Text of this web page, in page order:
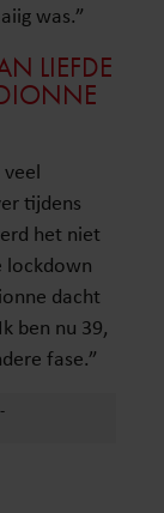
was.”
LIEFDE
DIONNE
tijdens
het niet
lockdown
dacht
ben nu 39,
fase.”